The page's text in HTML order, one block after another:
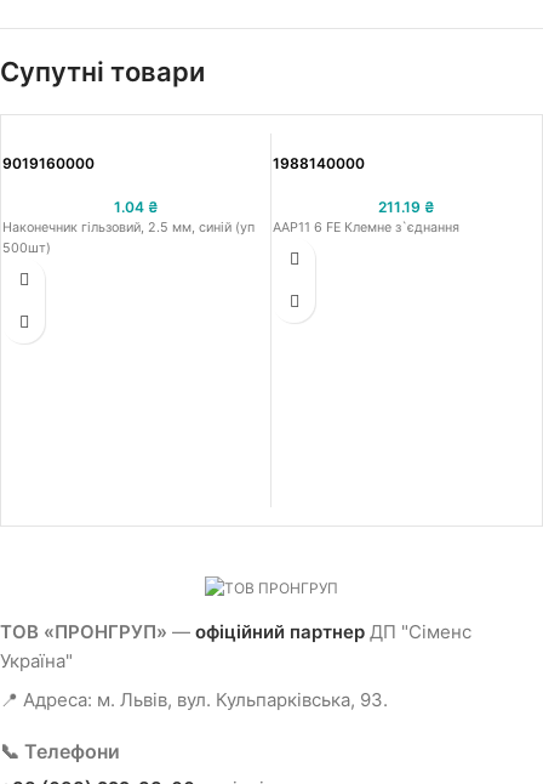
Супутні товари
9019160000
1.04 ₴
Наконечник гільзовий, 2.5 мм, синій (уп
500шт)
1988140000
211.19 ₴
AAP11 6 FE Клемне з`єднання
ТОВ «ПРОНГРУП» — офіційний партнер ДП "Сіменс
Україна"
📍 Адреса: м. Львів, вул. Кульпарківська, 93.
📞 Телефони